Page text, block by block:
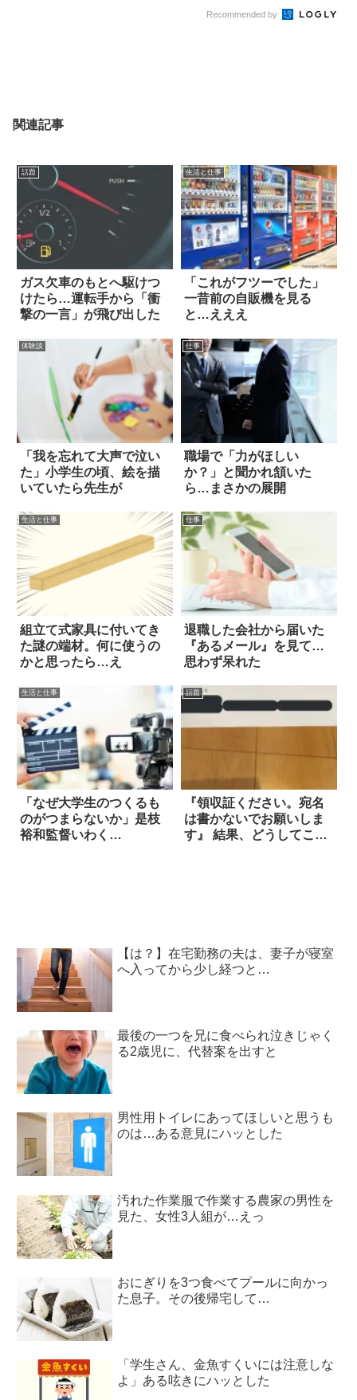
Recommended by
関連記事
話題
ガス欠車のもとへ駆けつ
けたら…運転手から「衝
撃の一言」が飛び出した
生活と仕事
「これがフツーでした」
一昔前の自販機を見る
と…えええ
体験談
「我を忘れて大声で泣い
た」小学生の頃、絵を描
いていたら先生が
仕事
職場で「力がほしい
か？」と聞かれ頷いた
ら…まさかの展開
生活と仕事
組立て式家具に付いてき
た謎の端材。何に使うの
かと思ったら…え
仕事
退職した会社から届いた
『あるメール』を見て…
思わず呆れた
生活と仕事
「なぜ大学生のつくるも
のがつまらないか」是枝
裕和監督いわく…
話題
『領収証ください。宛名
は書かないでお願いしま
す』 結果、どうしてこう
【は？】在宅勤務の夫は、妻子が寝室
へ入ってから少し経つと…
最後の一つを兄に食べられ泣きじゃく
る2歳児に、代替案を出すと
男性用トイレにあってほしいと思うも
のは…ある意見にハッとした
汚れた作業服で作業する農家の男性を
見た、女性3人組が…えっ
おにぎりを3つ食べてプールに向かっ
た息子。その後帰宅して…
「学生さん、金魚すくいには注意しな
よ」ある呟きにハッとした